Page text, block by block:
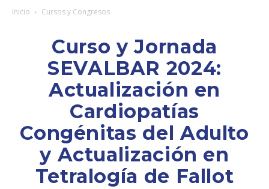
Inicio Cursos y Congresos
Curso y Jornada
SEVALBAR 2024:
Actualización en
Cardiopatías
Congénitas del Adulto
y Actualización en
Tetralogía de Fallot